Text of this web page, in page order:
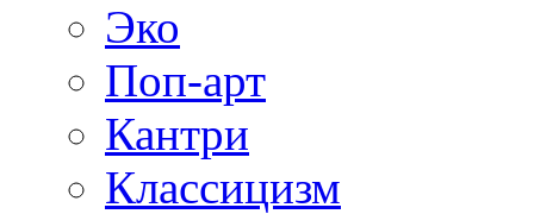
Эко
Поп-арт
Кантри
Классицизм